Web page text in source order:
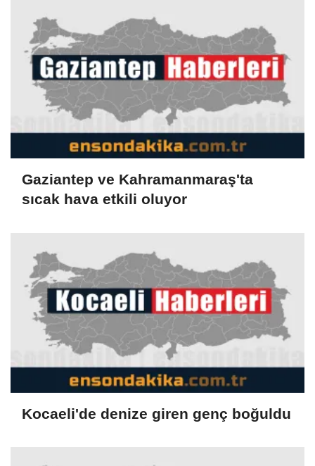
Gaziantep ve Kahramanmaraş'ta
sıcak hava etkili oluyor
Kocaeli'de denize giren genç boğuldu